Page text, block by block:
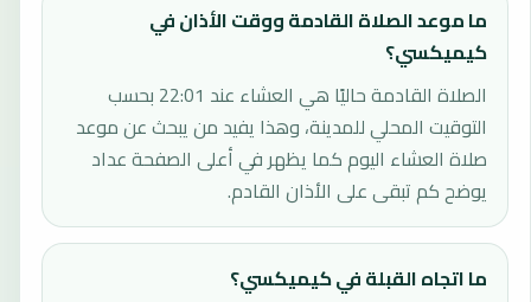
ما موعد الصلاة القادمة ووقت الأذان في
كيميكسي؟
الصلاة القادمة حاليًا هي العشاء عند 22:01 بحسب
التوقيت المحلي للمدينة، وهذا يفيد من يبحث عن موعد
صلاة العشاء اليوم كما يظهر في أعلى الصفحة عداد
يوضح كم تبقى على الأذان القادم.
ما اتجاه القبلة في كيميكسي؟